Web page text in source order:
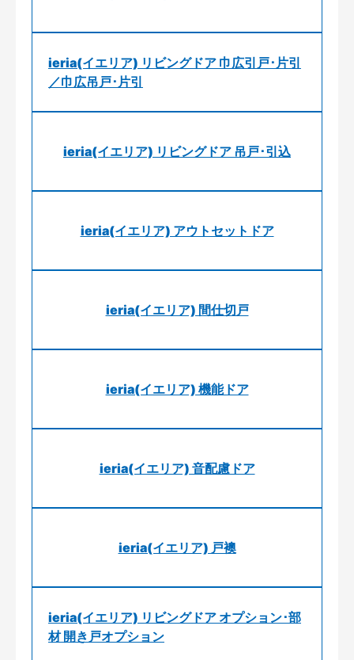
ieria(イエリア) リビングドア 巾広引戸･片引
／巾広吊戸･片引
ieria(イエリア) リビングドア 吊戸･引込
ieria(イエリア) アウトセットドア
ieria(イエリア) 間仕切戸
ieria(イエリア) 機能ドア
ieria(イエリア) 音配慮ドア
ieria(イエリア) 戸襖
ieria(イエリア) リビングドア オプション･部
材 開き戸オプション